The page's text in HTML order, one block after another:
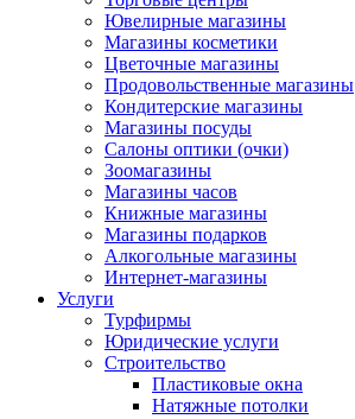
Ювелирные магазины
Магазины косметики
Цветочные магазины
Продовольственные магазины
Кондитерские магазины
Магазины посуды
Салоны оптики (очки)
Зоомагазины
Магазины часов
Книжные магазины
Магазины подарков
Алкогольные магазины
Интернет-магазины
Услуги
Турфирмы
Юридические услуги
Строительство
Пластиковые окна
Натяжные потолки